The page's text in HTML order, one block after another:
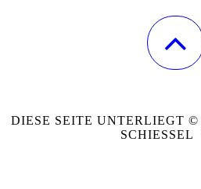
DIESE SEITE UNTERLIEGT
SCHIESSEL